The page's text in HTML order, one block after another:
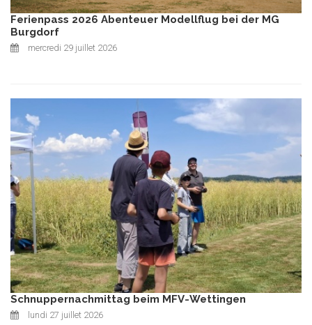
Ferienpass 2026 Abenteuer Modellflug bei der MG
Burgdorf
mercredi 29 juillet 2026
Schnuppernachmittag beim MFV-Wettingen
lundi 27 juillet 2026